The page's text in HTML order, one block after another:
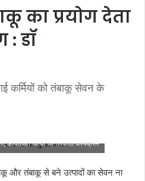
का प्रयोग देता
: डॉ
कर्मियों को तंबाकू सेवन के
आयोजित किया जागरूकता कार्यक्रम
और तंबाकू से बने उत्पादों का सेवन ना